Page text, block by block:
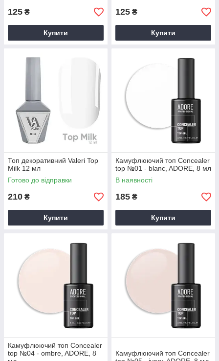
125 ₴
Купити
125 ₴
Купити
Топ декоративний Valeri Top
Milk 12 мл
Готово до відправки
210 ₴
Купити
Камуфлюючий топ Concealer
top №01 - blanc, ADORE, 8 мл
В наявності
185 ₴
Купити
Камуфлюючий топ Concealer
top №04 - ombre, ADORE, 8
Камуфлюючий топ Concealer